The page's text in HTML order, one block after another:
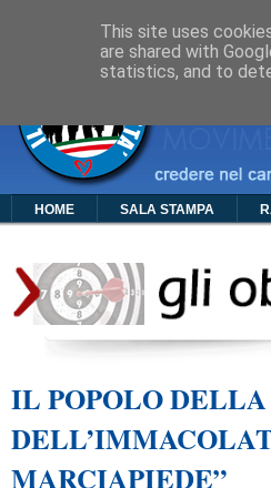
HOME SALA STAMPA
IL POPOLO DELLA
MARCIAPIEDE”
This site uses
are shared with
statistics, and to